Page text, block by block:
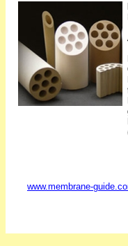
www.membrane-